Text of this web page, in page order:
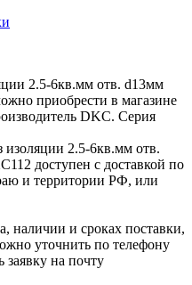
2.5-6кв.мм отв. d13мм
приобрести в магазине
DKC. Серия
2.5-6кв.мм отв.
доступен с доставкой по
и территории РФ, или
наличии и сроках поставки,
уточнить по телефону
заявку на почту